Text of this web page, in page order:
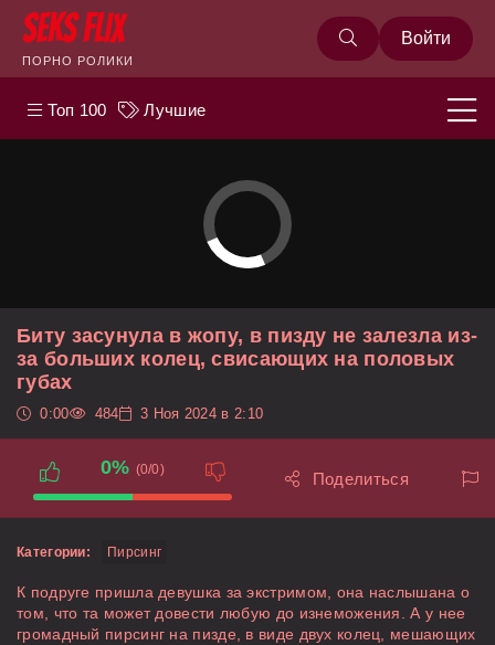
ПОРНО РОЛИКИ
Войти
Топ 100 Лучшие
Биту засунула в жопу, в пизду не залезла из-
за больших колец, свисающих на половых
губах
0:00 484 3 Ноя 2024 в 2:10
0% (0/0) Поделиться
Категории: Пирсинг
К подруге пришла девушка за экстримом, она наслышана о
том, что та может довести любую до изнеможения. А у нее
громадный пирсинг на пизде, в виде двух колец, мешающих